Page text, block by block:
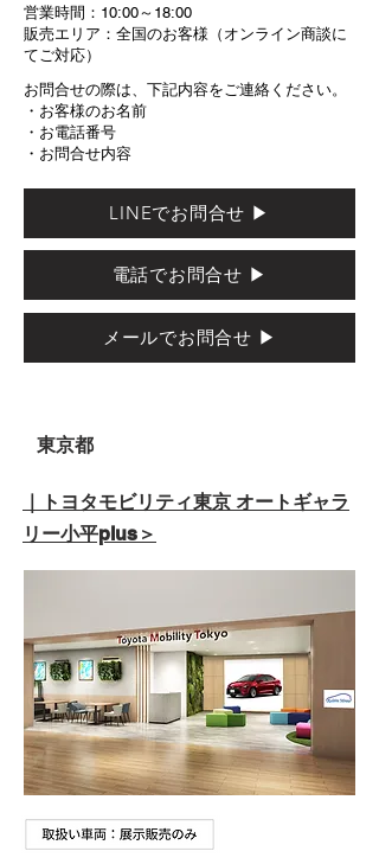
営業時間：10:00～18:00
販売エリア：全国のお客様（オンライン商談に
てご対応）
お問合せの際は、下記内容をご連絡ください。
・お客様のお名前
・お電話番号
・お問合せ内容
LINEでお問合せ ▶
電話でお問合せ ▶
メールでお問合せ ▶
東京都
｜トヨタモビリティ東京 オートギャラ
リー小平plus＞